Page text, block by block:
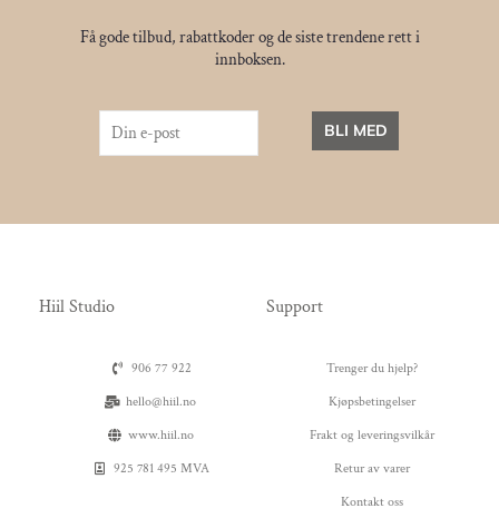
Få gode tilbud, rabattkoder og de siste trendene rett i
innboksen.
BLI MED
Hiil Studio
906 77 922
hello@hiil.no
www.hiil.no
925 781 495 MVA
Support
Trenger du hjelp?
Kjøpsbetingelser
Frakt og leveringsvilkår
Retur av varer
Kontakt oss